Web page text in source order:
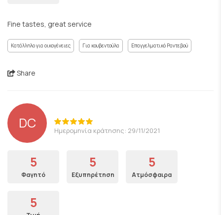
Fine tastes, great service
Κατάλληλο για οικογένειες Για κουβεντούλα Επαγγελματικό Ραντεβού
Share
DC Ημερομηνία κράτησης: 29/11/2021
5
Φαγητό
5
Εξυπηρέτηση
5
Ατμόσφαιρα
5